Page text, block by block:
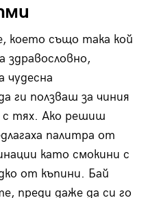
което също така кой
здравословно,
чудесна
ги ползваш за чиния
с тях. Ако решиш
палитра от
като смокини с
от къпини. Бай
преди даже да си го